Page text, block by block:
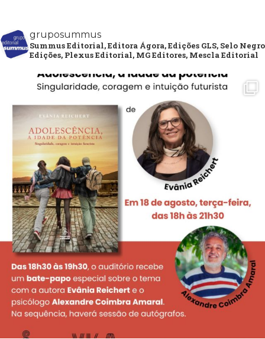
gruposummus
Summus Editorial, Editora Ágora, Edições GLS, Selo Negro
Edições, Plexus Editorial, MG Editores, Mescla Editorial